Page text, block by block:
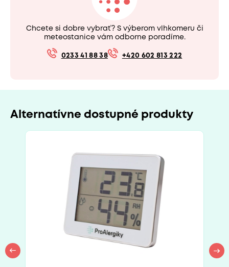
Chcete si dobre vybrať? S výberom vlhkomeru či
meteostanice vám odborne poradíme.
0233 41 88 38 +420 602 813 222
Alternatívne dostupné produkty